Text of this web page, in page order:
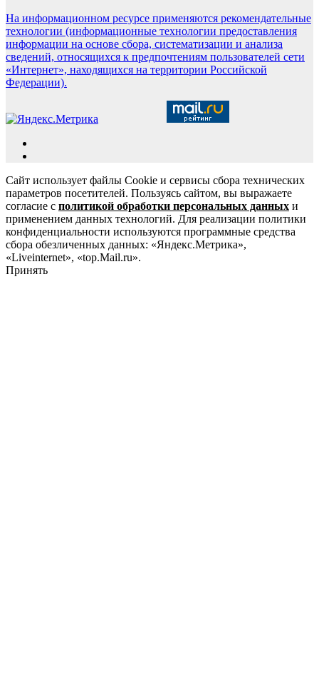
На информационном ресурсе применяются рекомендательные
технологии (информационные технологии предоставления
информации на основе сбора, систематизации и анализа
сведений, относящихся к предпочтениям пользователей сети
«Интернет», находящихся на территории Российской
Федерации).
Сайт использует файлы Cookie и сервисы сбора технических
параметров посетителей. Пользуясь сайтом, вы выражаете
согласие с политикой обработки персональных данных и
применением данных технологий. Для реализации политики
конфиденциальности используются программные средства
сбора обезличенных данных: «Яндекс.Метрика»,
«Liveinternet», «top.Mail.ru».
Принять